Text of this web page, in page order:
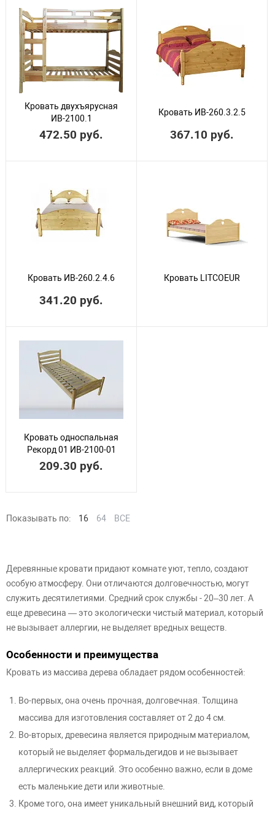
Кровать двухъярусная
ИВ-2100.1
472.50 руб.
Кровать ИВ-260.3.2.5
367.10 руб.
Кровать ИВ-260.2.4.6
341.20 руб.
Кровать LITCOEUR
Кровать односпальная
Рекорд 01 ИВ-2100-01
(800)
209.30 руб.
Показывать по: 16 64 ВСЕ
Деревянные кровати придают комнате уют, тепло, создают
особую атмосферу. Они отличаются долговечностью, могут
служить десятилетиями. Средний срок службы - 20–30 лет. А
еще древесина — это экологически чистый материал, который
не вызывает аллергии, не выделяет вредных веществ.
Особенности и преимущества
Кровать из массива дерева обладает рядом особенностей:
Во-первых, она очень прочная, долговечная. Толщина
массива для изготовления составляет от 2 до 4 см.
Во-вторых, древесина является природным материалом,
который не выделяет формальдегидов и не вызывает
аллергических реакций. Это особенно важно, если в доме
есть маленькие дети или животные.
Кроме того, она имеет уникальный внешний вид, который